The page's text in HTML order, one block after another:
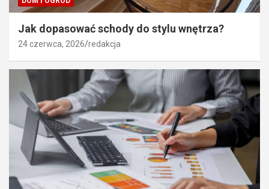
Jak dopasować schody do stylu wnętrza?
24 czerwca, 2026 redakcja